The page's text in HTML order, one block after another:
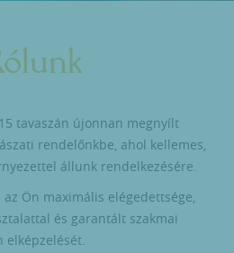
tavaszán újonnan megnyílt
rendelőnkbe, ahol kellemes,
állunk rendelkezésére.
Ön maximális elégedettsége,
és garantált szakmai
elképzelését.